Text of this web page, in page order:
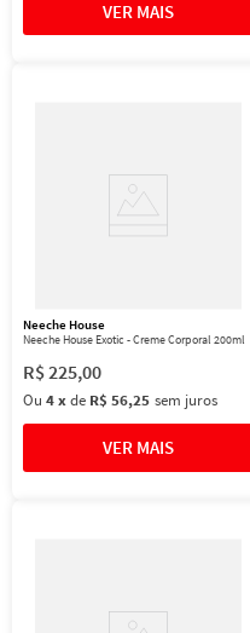
Neeche House
Neeche House Exotic - Creme Corporal 200ml
R$225,00
Ou 4xde R$ 56,25 sem juros